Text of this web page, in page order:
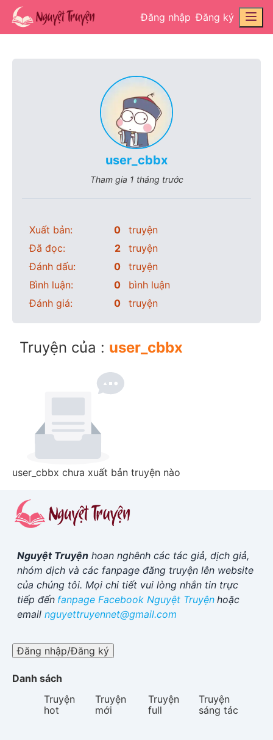
Đăng nhập Đăng ký
user_cbbx
Tham gia 1 tháng trước
Xuất bản: 0
truyện
Đã đọc:
2
truyện
Đánh dấu:
0
truyện
Bình luận:
0
bình luận
Đánh giá:
0 truyện
Truyện của : user_cbbx
user_cbbx chưa xuất bản truyện nào
Nguyệt Truyện hoan nghênh các tác giả, dịch giả,
nhóm dịch và các fanpage đăng truyện lên website
của chúng tôi. Mọi chi tiết vui lòng nhắn tin trực
tiếp đến fanpage Facebook Nguyệt Truyện hoặc
email nguyettruyennet@gmail.com
Đăng nhập/Đăng ký
Danh sách
Truyện
hot
Truyện
mới
Truyện
full
Truyện
sáng tác